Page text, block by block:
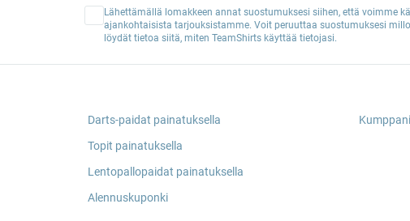
Lähettämällä lomakkeen annat suostumuksesi siihen, että voimme
ajankohtaisista tarjouksistamme. Voit peruuttaa suostumuksesi
löydät tietoa siitä, miten TeamShirts käyttää tietojasi.
Darts-paidat painatuksella
Topit painatuksella
Lentopallopaidat painatuksella
Alennuskuponki